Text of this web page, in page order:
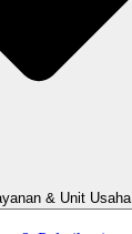
& Unit Usaha